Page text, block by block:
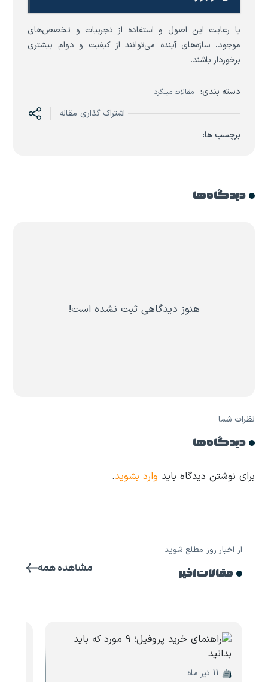
با رعایت این اصول و استفاده از تجربیات و تخصص‌های
موجود، سازه‌های آینده می‌توانند از کیفیت و دوام بیشتری
برخوردار باشند.
دسته بندی: مقالات میلگرد
اشتراک گذاری مقاله
برچسب ها:
دیدگاه ها
هنوز دیدگاهی ثبت نشده است!
نظرات شما
دیدگاه ها
برای نوشتن دیدگاه باید وارد بشوید.
از اخبار روز مطلع شوید
مقالات اخیر مشاهده همه